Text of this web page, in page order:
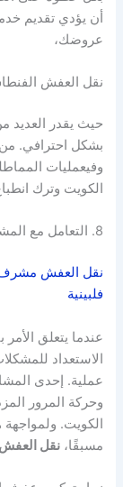
أن يؤدي تقديم
عروضك،
نقل العفش
حيث يقدر العديد
بشكل احترافي. من
وفيعمليات
الكويت وترك
8. التعامل مع المشكلات المحتملة أثناء نقل الأثاث
نقل العفش مشرف
فلبينية
عندما يتعلق
الاستعداد
عملية. إحدى
وحركة المرور
الكويت.
مسبقًا،نقل